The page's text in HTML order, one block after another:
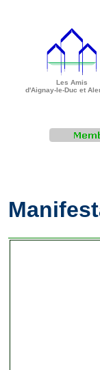
Les Amis
d'Aignay-le-Duc et